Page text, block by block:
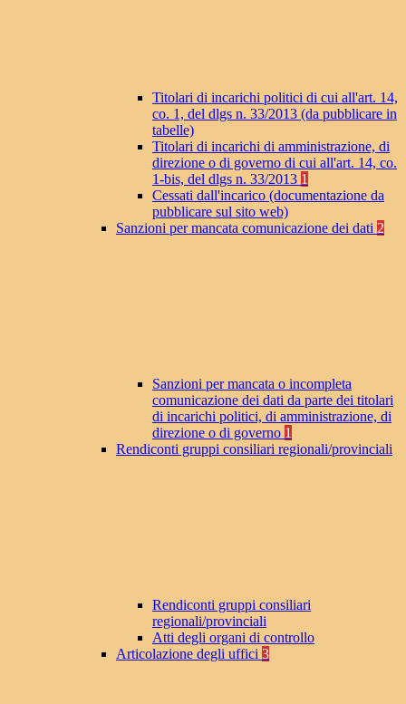
Titolari di incarichi politici di cui all'art. 14,
co. 1, del dlgs n. 33/2013 (da pubblicare in
tabelle)
Titolari di incarichi di amministrazione, di
direzione o di governo di cui all'art. 14, co.
1-bis, del dlgs n. 33/2013 1
Cessati dall'incarico (documentazione da
pubblicare sul sito web)
Sanzioni per mancata comunicazione dei dati 2
Sanzioni per mancata o incompleta
comunicazione dei dati da parte dei titolari
di incarichi politici, di amministrazione, di
direzione o di governo 1
Rendiconti gruppi consiliari regionali/provinciali
Rendiconti gruppi consiliari
regionali/provinciali
Atti degli organi di controllo
Articolazione degli uffici 3